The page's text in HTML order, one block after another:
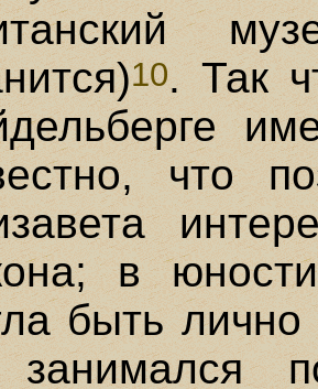
10. Так
что
в
быть